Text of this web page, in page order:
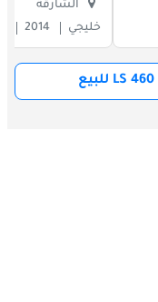
الشارقة
خليجي
2014